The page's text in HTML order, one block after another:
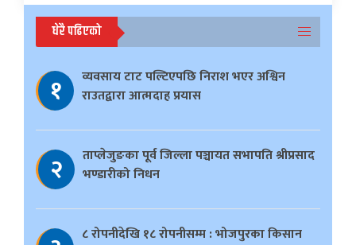
धेरै पढिएको
१
व्यवसाय टाट पल्टिएपछि निराश भएर अश्विन
राउतद्वारा आत्मदाह प्रयास
२
ताप्लेजुङका पूर्व जिल्ला पञ्चायत सभापति श्रीप्रसाद
भण्डारीको निधन
८ रोपनीदेखि १८ रोपनीसम्म : भोजपुरका किसान